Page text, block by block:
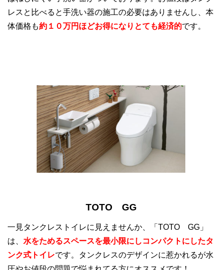
レスと比べると手洗い器の施工の必要はありませんし、本
体価格も約１０万円ほどお得になりとても経済的です。
TOTO GG
一見タンクレストイレに見えませんか、「TOTO GG」
は、 水をためるスペースを最小限にしコンパクトにしたタ
ンク式トイレです。
タンクレスのデザインに惹かれるが水